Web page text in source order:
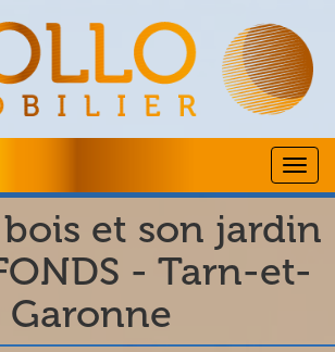
et son jardin
- Tarn-et-
Garonne